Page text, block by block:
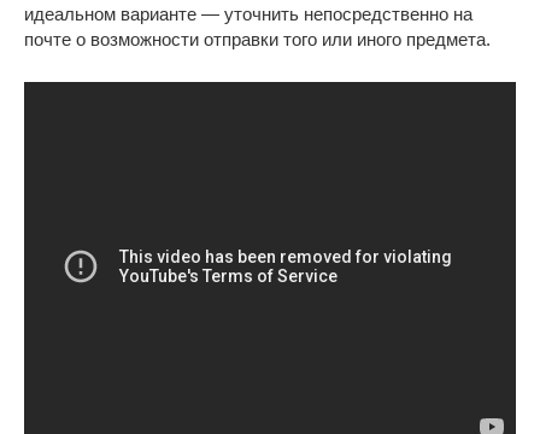
идеальном варианте — уточнить непосредственно на
почте о возможности отправки того или иного предмета.